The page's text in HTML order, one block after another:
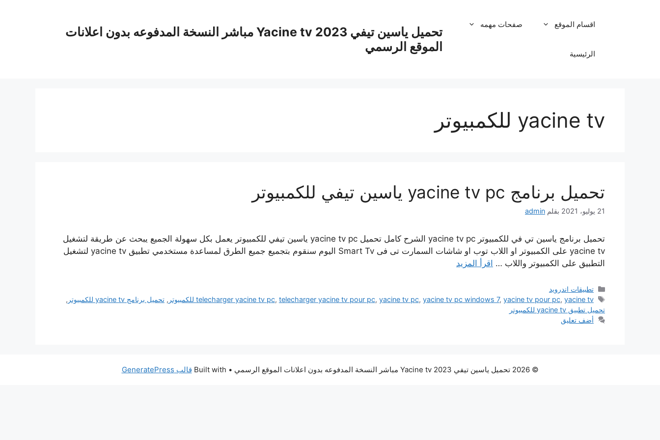
تحميل ياسين تيفي Yacine tv 2023 مباشر النسخة المدفوعه بدون اعلانات
الموقع الرسمي
اقسام الموقع صفحات مهمه
الرئيسية
yacine tv للكمبيوتر
تحميل برنامج yacine tv pc ياسين تيفي للكمبيوتر
21 يوليو، 2021 بقلم admin
تحميل برنامج ياسين تي في للكمبيوتر yacine tv pc الشرح كامل تحميل yacine tv pc ياسين تيفي للكمبيوتر يعمل بكل سهولة الجميع يبحث عن طريقة لتشغيل
yacine tv على الكمبيوتر او اللاب توب او شاشات السمارت تى فى Smart Tv اليوم سنقوم بتجميع جميع الطرق لمساعدة مستخدمي تطبيق yacine tv لتشغيل
التطبيق على الكمبيوتر واللاب … اقرأ المزيد
التصنيفات
تطبيقات اندرويد
الوسوم
telecharger yacine tv pc, telecharger yacine tv pour pc, yacine tv pc, yacine tv pc windows 7, yacine tv pour pc, yacine tv للكمبيوتر ,تحميل برنامج yacine tv للكمبيوتر
,
تحميل تطبيق yacine tv للكمبيوتر
أضف تعليق
© 2026 تحميل ياسين تيفي Yacine tv 2023 مباشر النسخة المدفوعه بدون اعلانات الموقع الرسمي • Built with قالب GeneratePress